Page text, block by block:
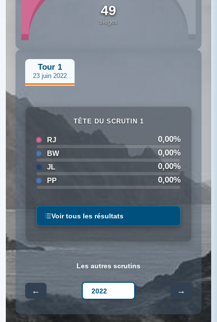
49
sièges
Tour 1
23 juin 2022
TÊTE DU SCRUTIN 1
RJ 0,00%
BW 0,00%
JL 0,00%
PP 0,00%
Voir tous les résultats
Les autres scrutins
← →